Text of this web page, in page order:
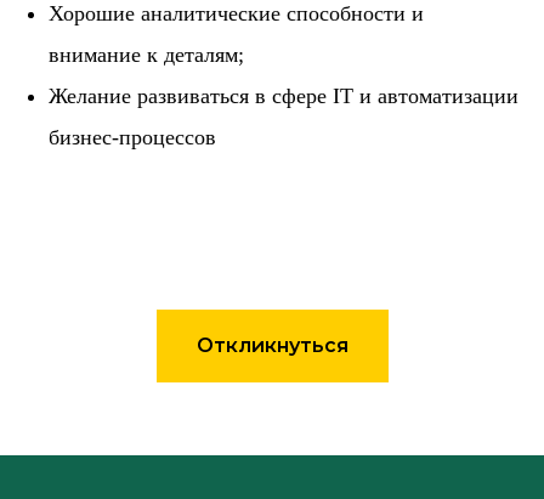
Хорошие аналитические способности и
внимание к деталям;
Желание развиваться в сфере IT и автоматизации
бизнес-процессов
Откликнуться